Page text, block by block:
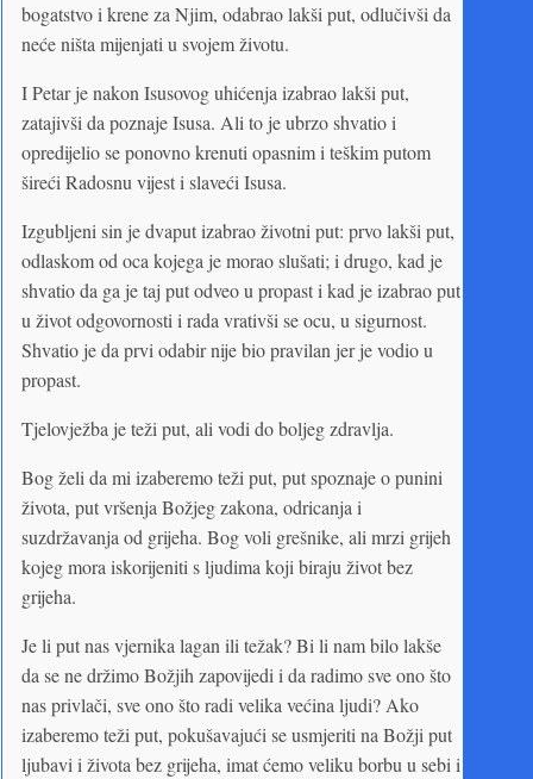
bogatstvo i krene za Njim, odabrao lakši put, odlučivši da
neće ništa mijenjati u svojem životu.
I Petar je nakon Isusovog uhićenja izabrao lakši put,
zatajivši da poznaje Isusa. Ali to je ubrzo shvatio i
opredijelio se ponovno krenuti opasnim i teškim putom
šireći Radosnu vijest i slaveći Isusa.
Izgubljeni sin je dvaput izabrao životni put: prvo lakši put,
odlaskom od oca kojega je morao slušati; i drugo, kad je
shvatio da ga je taj put odveo u propast i kad je izabrao put
u život odgovornosti i rada vrativši se ocu, u sigurnost.
Shvatio je da prvi odabir nije bio pravilan jer je vodio u
propast.
Tjelovježba je teži put, ali vodi do boljeg zdravlja.
Bog želi da mi izaberemo teži put, put spoznaje o punini
života, put vršenja Božjeg zakona, odricanja i
suzdržavanja od grijeha. Bog voli grešnike, ali mrzi grijeh
kojeg mora iskorijeniti s ljudima koji biraju život bez
grijeha.
Je li put nas vjernika lagan ili težak? Bi li nam bilo lakše
da se ne držimo Božjih zapovijedi i da radimo sve ono što
nas privlači, sve ono što radi velika većina ljudi? Ako
izaberemo teži put, pokušavajući se usmjeriti na Božji put
ljubavi i života bez grijeha, imat ćemo veliku borbu u sebi i